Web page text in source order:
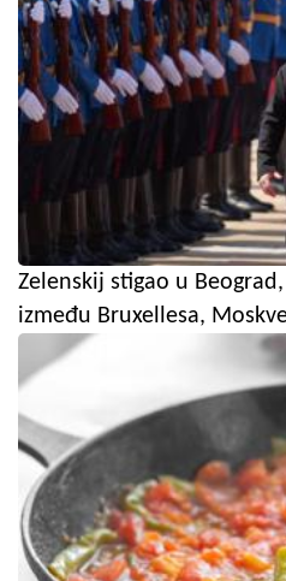
Zelenskij stigao u
između Bruxellesa,